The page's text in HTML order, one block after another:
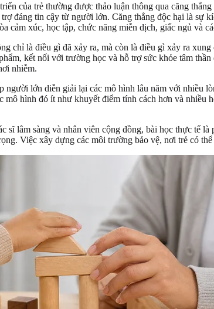
của trẻ thường được thảo luận thông qua căng
đáng tin cậy từ người lớn. Căng thẳng độc hại là sự
cảm xúc, học tập, chức năng miễn dịch, giấc ngủ và
chỉ là điều gì đã xảy ra, mà còn là điều gì xảy ra
kết nối với trường học và hỗ trợ sức khỏe tâm
nhiễm.
người lớn diễn giải lại các mô hình lâu năm với nhiều
mô hình đó ít như khuyết điểm tính cách hơn và
sĩ lâm sàng và nhân viên cộng đồng, bài học thực tế
Việc xây dựng các môi trường bảo vệ, nơi trẻ có